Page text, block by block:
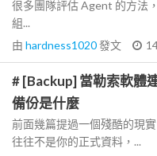
很多團隊評估 Agent 的方法
組...
由 hardness1020發文
# [Backup] 當勒索軟體
備份是什麼
前面幾篇提過一個殘酷的現
往往不是你的正式資料，...